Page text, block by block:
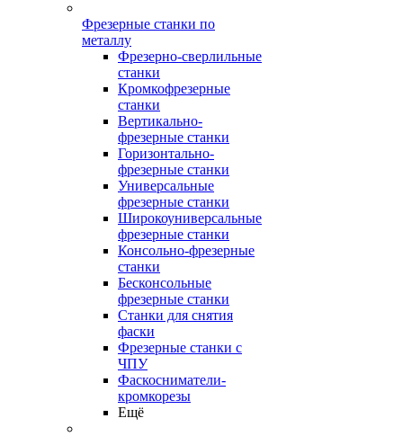
Фрезерные станки по
металлу
Фрезерно-сверлильные
станки
Кромкофрезерные
станки
Вертикально-
фрезерные станки
Горизонтально-
фрезерные станки
Универсальные
фрезерные станки
Широкоуниверсальные
фрезерные станки
Консольно-фрезерные
станки
Бесконсольные
фрезерные станки
Станки для снятия
фаски
Фрезерные станки с
ЧПУ
Фаскосниматели-
кромкорезы
Ещё